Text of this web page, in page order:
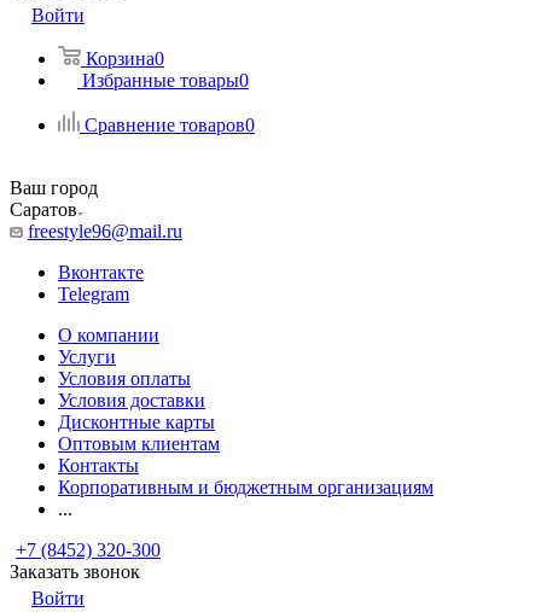
Войти
Корзина0
Избранные товары0
Сравнение товаров0
Ваш город
Саратов
freestyle96@mail.ru
Вконтакте
Telegram
О компании
Услуги
Условия оплаты
Условия доставки
Дисконтные карты
Оптовым клиентам
Контакты
Корпоративным и бюджетным организациям
...
+7 (8452) 320-300
Заказать звонок
Войти